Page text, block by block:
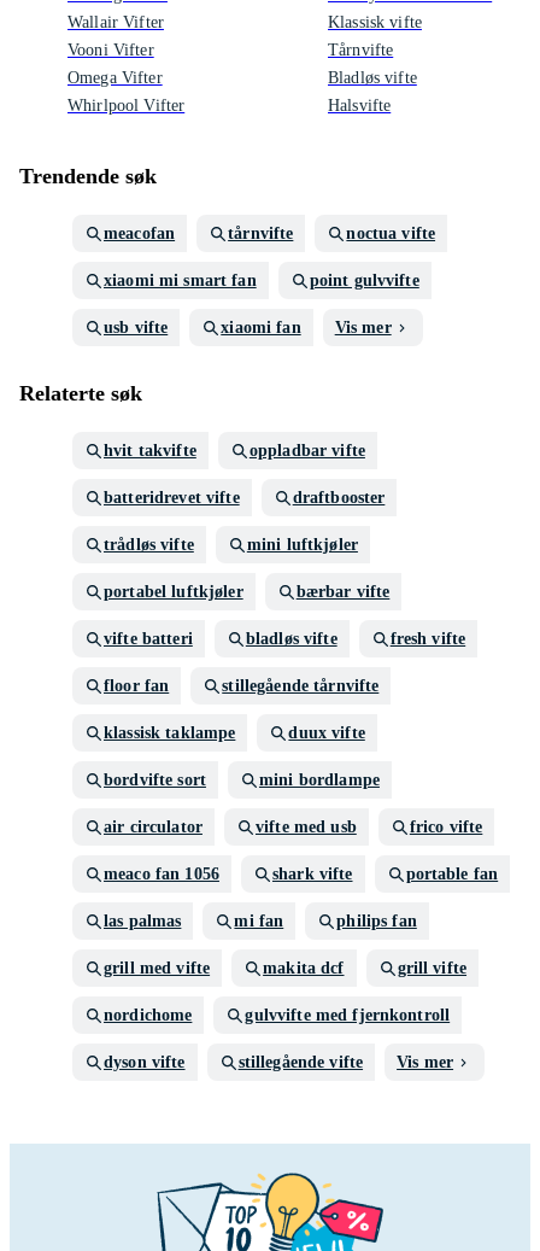
Wallair Vifter
Vooni Vifter
Omega Vifter
Whirlpool Vifter
Klassisk vifte
Tårnvifte
Bladløs vifte
Halsvifte
Trendende søk
meacofan tårnvifte noctua vifte
xiaomi mi smart fan point gulvvifte
usb vifte xiaomi fan Vis mer
Relaterte søk
hvit takvifte oppladbar vifte
batteridrevet vifte draftbooster
trådløs vifte mini luftkjøler
portabel luftkjøler bærbar vifte
vifte batteri bladløs vifte fresh vifte
floor fan stillegående tårnvifte
klassisk taklampe duux vifte
bordvifte sort mini bordlampe
air circulator vifte med usb frico vifte
meaco fan 1056 shark vifte portable fan
las palmas mi fan philips fan
grill med vifte makita dcf grill vifte
nordichome gulvvifte med fjernkontroll
dyson vifte stillegående vifte Vis mer